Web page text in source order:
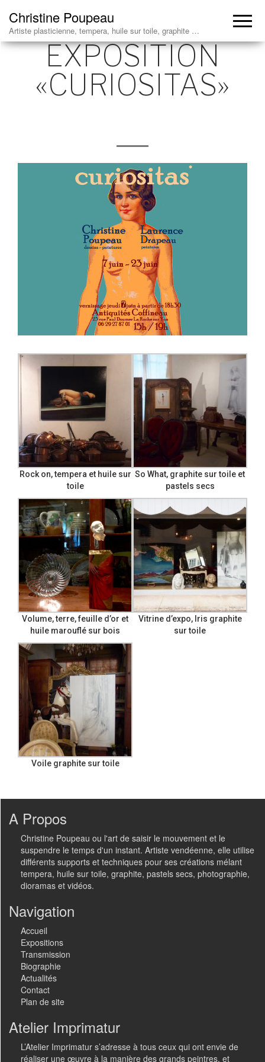
Christine Poupeau
Artiste plasticienne, tempera, huile sur toile, graphite …
EXPOSITION
«CURIOSITAS»
Rock on, tempera et huile sur
toile
So What, graphite sur toile et
pastels secs
Volume, terre, feuille d’or et
huile marouflé sur bois
Vitrine d’expo, Iris graphite
sur toile
Voile graphite sur toile
A Propos
Christine Poupeau ou l'art de saisir le mouvement et le
suspendre le temps d'un instant. Artiste vendéenne, elle utilise
différents supports et techniques pour ses créations mélant
tempera, huile sur toile, graphite, pastels secs, photographie,
dioramas et vidéos.
Navigation
Accueil
Expositions
Transmission
Biographie
Actualités
Contact
Plan de site
Atelier Imprimatur
L’Atelier Imprimatur s’adresse à tous ceux qui ont envie de
réaliser une œuvre à la manière des grands peintres, et